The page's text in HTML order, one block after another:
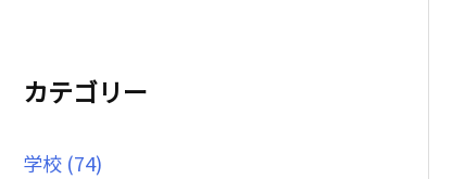
カテゴリー
学校 (74)